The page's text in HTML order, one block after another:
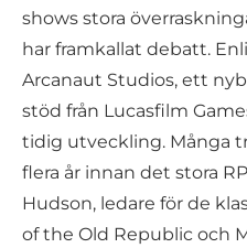
shows stora
har framkallat debatt.
Arcanaut Studios, ett
stöd från Lucasfilm
tidig utveckling. Många
flera år innan det stora
Hudson, ledare för de
of the Old Republic och